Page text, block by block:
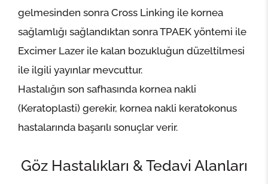
gelmesinden sonra Cross Linking ile kornea
sağlamlığı sağlandıktan sonra TPAEK yöntemi ile
Excimer Lazer ile kalan bozukluğun düzeltilmesi
ile ilgili yayınlar mevcuttur.
Hastalığın son safhasında kornea nakli
(Keratoplasti) gerekir, kornea nakli keratokonus
hastalarında başarılı sonuçlar verir.
Göz Hastalıkları & Tedavi Alanları